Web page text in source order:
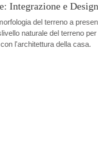
Integrazione e Design
del terreno a
naturale del terreno
l'architettura della casa.